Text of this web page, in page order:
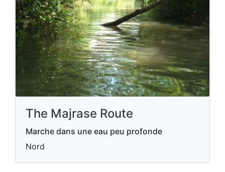
The Majrase Route
Marche dans une eau peu profonde
Nord